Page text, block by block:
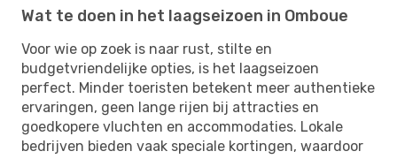
Wat te doen in het laagseizoen in Omboue
Voor wie op zoek is naar rust, stilte en
budgetvriendelijke opties, is het laagseizoen
perfect. Minder toeristen betekent meer authentieke
ervaringen, geen lange rijen bij attracties en
goedkopere vluchten en accommodaties. Lokale
bedrijven bieden vaak speciale kortingen, waardoor